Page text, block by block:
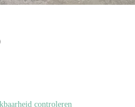
controleren